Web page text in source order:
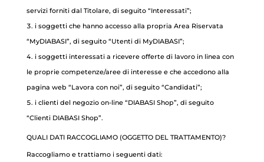
servizi forniti dal Titolare, di seguito “Interessati”;
i soggetti che hanno accesso alla propria Area Riservata
“MyDIABASI”, di seguito “Utenti di MyDIABASI”;
i soggetti interessati a ricevere offerte di lavoro in linea con
le proprie competenze/aree di interesse e che accedono alla
pagina web “Lavora con noi”, di seguito “Candidati”;
i clienti del negozio on-line “DIABASI Shop”, di seguito
“Clienti DIABASI Shop”.
QUALI DATI RACCOGLIAMO (OGGETTO DEL TRATTAMENTO)?
Raccogliamo e trattiamo i seguenti dati: